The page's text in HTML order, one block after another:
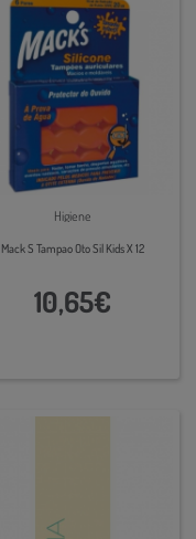
Higiene
Mack S Tampao Oto Sil Kids X 12
10,65€